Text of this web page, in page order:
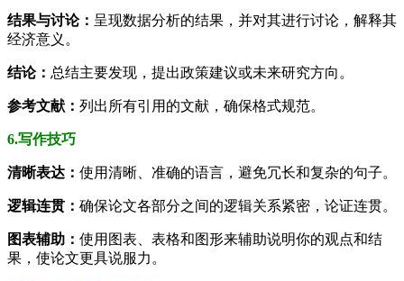
结果与讨论： 呈现数据分析的结果，并对其进行讨论，解释其
经济意义。
结论： 总结主要发现，提出政策建议或未来研究方向。
参考文献： 列出所有引用的文献，确保格式规范。
6.写作技巧
清晰表达： 使用清晰、准确的语言，避免冗长和复杂的句子。
逻辑连贯： 确保论文各部分之间的逻辑关系紧密，论证连贯。
图表辅助： 使用图表、表格和图形来辅助说明你的观点和结
果，使论文更具说服力。